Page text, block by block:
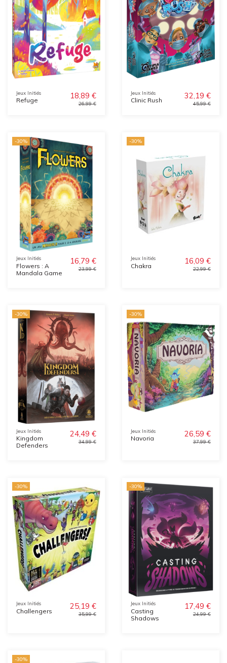
Jeux Initiés
Refuge 18,89 €
26,99 €
Jeux Initiés
Clinic Rush 32,19 €
45,99 €
-30%
Jeux Initiés
Flowers : A
Mandala Game
16,79 €
23,99 €
-30%
Jeux Initiés
Chakra 16,09 €
22,99 €
-30%
Jeux Initiés
Kingdom
Defenders
24,49 €
34,99 €
-30%
Jeux Initiés
Navoria 26,59 €
37,99 €
-30%
Jeux Initiés
Challengers 25,19 €
35,99 €
-30%
Jeux Initiés
Casting
Shadows
17,49 €
24,99 €
-30%